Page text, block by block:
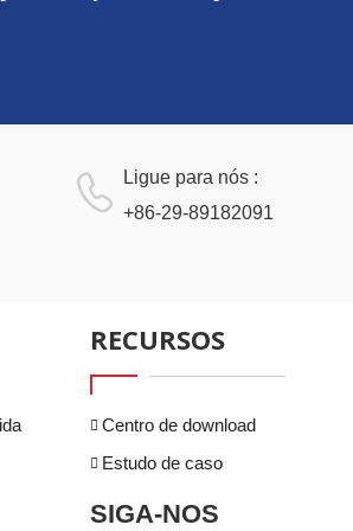
Ligue para nós :
+86-29-89182091
RECURSOS
Centro de download
Estudo de caso
SIGA-NOS